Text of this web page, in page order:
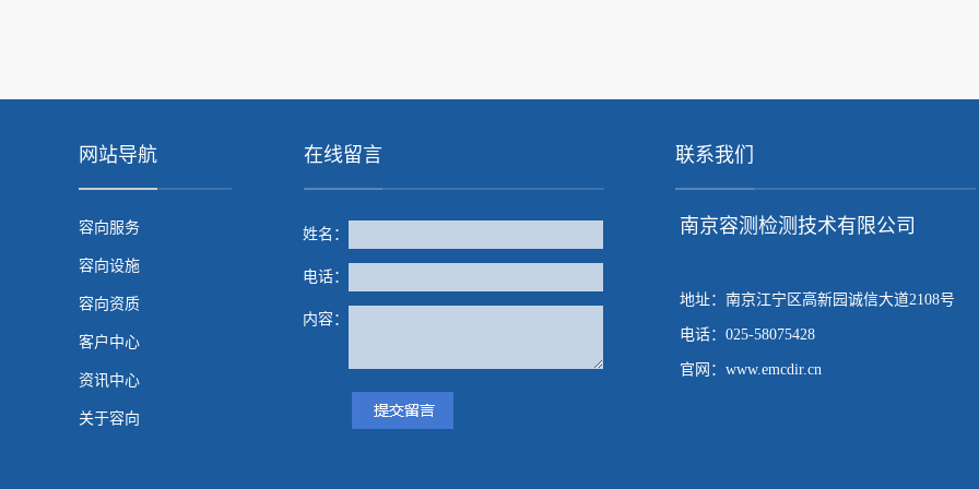
网站导航 在线留言 联系我们
容向服务
容向设施
容向资质
客户中心
资讯中心
关于容向
姓名：
电话：
内容：
南京容测检测技术有限公司
地址：南京江宁区高新园诚信大道2108号
电话：025-58075428
官网：www.emcdir.cn